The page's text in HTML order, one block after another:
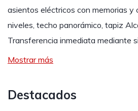
asientos eléctricos con memorias y
niveles, techo panorámico, tapiz
Transferencia inmediata mediante
Mostrar más
Destacados